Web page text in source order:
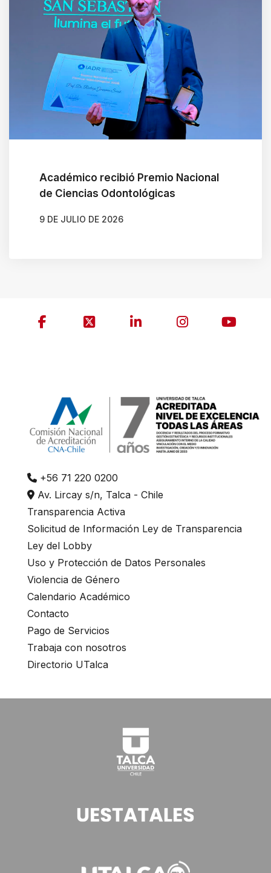
Académico recibió Premio Nacional
de Ciencias Odontológicas
9 DE JULIO DE 2026
+56 71 220 0200
Av. Lircay s/n, Talca - Chile
Transparencia Activa
Solicitud de Información Ley de Transparencia
Ley del Lobby
Uso y Protección de Datos Personales
Violencia de Género
Calendario Académico
Contacto
Pago de Servicios
Trabaja con nosotros
Directorio UTalca